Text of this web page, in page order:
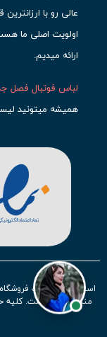
عالی رو با
اولویت اصلی ما
ارائه میدیم.
لباس فوتبال فصل
همیشه میتونید
حتما مشاهده کنید
بیشتری محصول
لباس اینتر
آث میلان میشه.
در ایران هملباس
ایرانتوجه زیادی
کردیم.
استفاده از مطالب
منبع بلامانع است.